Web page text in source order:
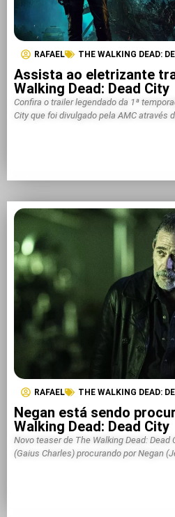
RAFAEL THE WALKING DEAD:
Assista ao eletrizante
Walking Dead: Dead City
Confira o trailer legendado da 1ª
City que foi divulgado pela AMC através
RAFAEL THE WALKING DEAD:
Negan está sendo
Walking Dead: Dead City
Novo teaser de The Walking Dead:
(Gaius Charles) procurando por Negan